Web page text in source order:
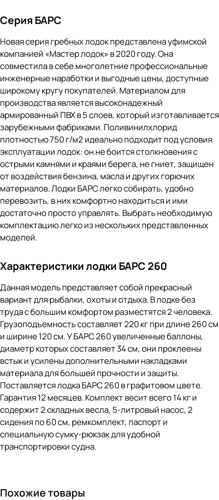
Серия БАРС
Новая серия гребных лодок представлена уфимской
компанией «Мастер лодок» в 2020 году. Она
совместила в себе многолетние профессиональные
инженерные наработки и выгодные цены, доступные
широкому кругу покупателей. Материалом для
производства является высоконадежный
армированный ПВХ в 5 слоев, который изготавливается
зарубежными фабриками. Поливинилхлорид
плотностью 750 г/м2 идеально подходит под условия
эксплуатации лодок: он не боится столкновения с
острыми камнями и краями берега, не гниет, защищен
от воздействия бензина, масла и других горючих
материалов. Лодки БАРС легко собирать, удобно
перевозить, в них комфортно находиться и ими
достаточно просто управлять. Выбрать необходимую
комплектацию легко из нескольких представленных
моделей.
Характеристики лодки БАРС 260
Данная модель представляет собой прекрасный
вариант для рыбалки, охоты и отдыха. В лодке без
труда с большим комфортом разместятся 2 человека.
Грузоподъемность составляет 220 кг при длине 260 см
и ширине 120 см. У БАРС 260 увеличенные баллоны,
диаметр которых составляет 34 см, они проклеены
встык и усилены дополнительными накладками
материала для большей прочности и защиты.
Поставляется лодка БАРС 260 в графитовом цвете.
Гарантия 12 месяцев. Комплект весит всего 14 кг и
содержит 2 складных весла, 5-литровый насос, 2
сидения по 60 см, ремкомплект, паспорт и
специальную сумку-рюкзак для удобной
транспортировки судна.
Похожие товары